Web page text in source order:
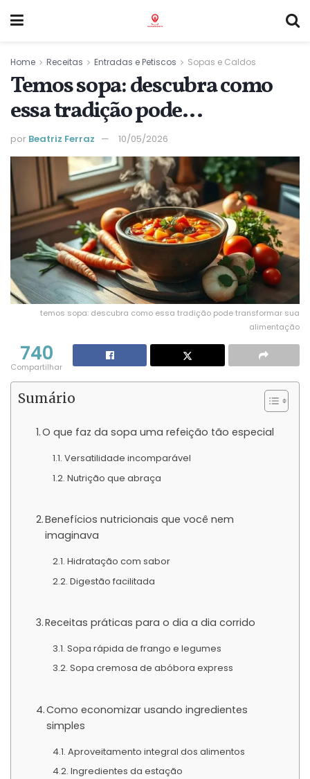
Home Receitas Entradas e Petiscos Sopas e Caldos
Temos sopa: descubra como
essa tradição pode
transformar sua alimentação
por Beatriz Ferraz 10/05/2026
temos sopa: descubra como essa tradição pode transformar sua
alimentação
740
Compartilhar
Sumário
O que faz da sopa uma refeição tão especial
Versatilidade incomparável
Nutrição que abraça
Benefícios nutricionais que você nem
imaginava
Hidratação com sabor
Digestão facilitada
Receitas práticas para o dia a dia corrido
Sopa rápida de frango e legumes
Sopa cremosa de abóbora express
Como economizar usando ingredientes
simples
Aproveitamento integral dos alimentos
Ingredientes da estação